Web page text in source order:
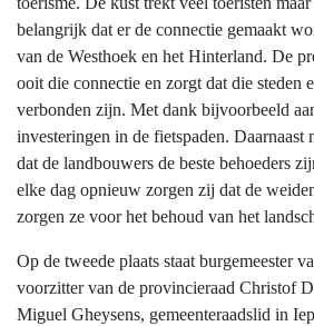
belangrijk dat er de connectie gemaakt
van de Westhoek en het Hinterland. De
ooit die connectie en zorgt dat die steden
verbonden zijn. Met dank bijvoorbeeld
investeringen in de fietspaden. Daarnaast
dat de landbouwers de beste behoeders
elke dag opnieuw zorgen zij dat de
zorgen ze voor het behoud van het
Op de tweede plaats staat burgemeester
voorzitter van de provincieraad Christof
Miguel Gheysens, gemeenteraadslid in